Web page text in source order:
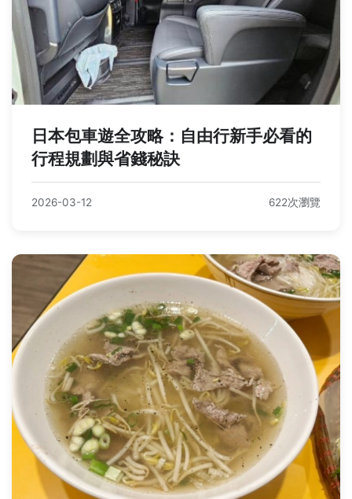
日本包車遊全攻略：自由行新手必看的
行程規劃與省錢秘訣
2026-03-12 622次瀏覽